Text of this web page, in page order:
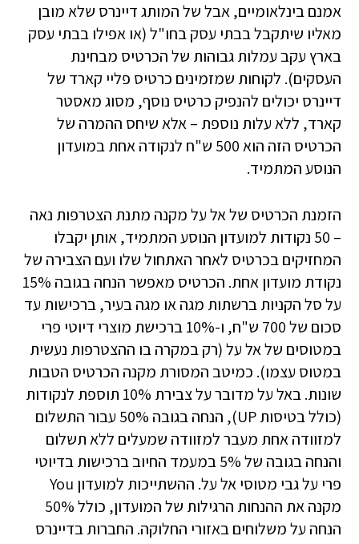
אמנם בינלאומיים, אבל של המותג דיינרס שלא מובן
מאליו שיתקבל בבתי עסק בחו"ל (או אפילו בבתי עסק
בארץ עקב עמלות גבוהות של הכרטיס מבחינת
העסקים). לקוחות שמזמינים כרטיס פליי קארד של
דיינרס יכולים להנפיק כרטיס נוסף, מסוג מאסטר
קארד, ללא עלות נוספת – אלא שיחס ההמרה של
הכרטיס הזה הוא 500 ש"ח לנקודה אחת במועדון
הנוסע המתמיד.
הזמנת הכרטיס של אל על מקנה מתנת הצטרפות נאה
– 50 נקודות למועדון הנוסע המתמיד, אותן יקבלו
המחזיקים בכרטיס לאחר האתחול שלו ועם הצבירה של
נקודת מועדון אחת. הכרטיס מאפשר הנחה בגובה 15%
על סל הקניות ברשתות מגה או מגה בעיר, ברכישות עד
סכום של 700 ש"ח, ו-10% ברכישת מוצרי דיוטי פרי
במטוסים של אל על (רק במקרה בו ההצטרפות נעשית
במטוס עצמו). כמיטב המסורת מקנה הכרטיס הטבות
שונות. באל על מדובר על צבירת 10% תוספת לנקודות
(כולל בטיסות UP), הנחה בגובה 50% עבור התשלום
למזוודה אחת מעבר למזוודה שמעלים ללא תשלום
והנחה בגובה של 5% במעמד החיוב ברכישות בדיוטי
פרי על גבי מטוסי אל על. ההשתייכות למועדון You
מקנה את ההנחות הרגילות של המועדון, כולל 50%
הנחה על משלוחים באזורי החלוקה. החברות בדיינרס